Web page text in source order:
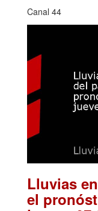
Canal 44
Lluvias
el